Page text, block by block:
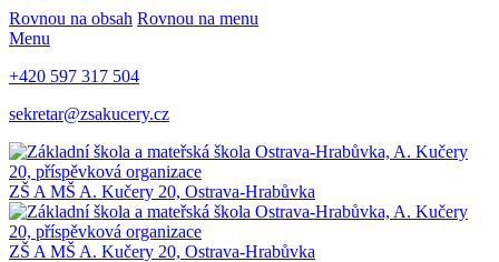
Rovnou na obsah Rovnou na menu
Menu
+420 597 317 504
sekretar@zsakucery.cz
ZŠ A MŠ A. Kučery 20, Ostrava-Hrabůvka
ZŠ A MŠ A. Kučery 20, Ostrava-Hrabůvka